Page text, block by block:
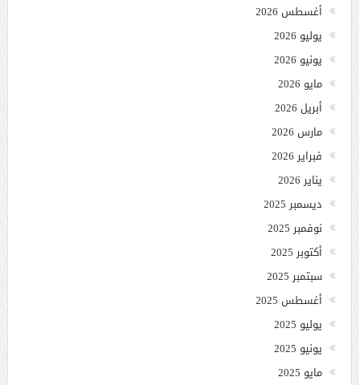
أغسطس 2026
يوليو 2026
يونيو 2026
مايو 2026
أبريل 2026
مارس 2026
فبراير 2026
يناير 2026
ديسمبر 2025
نوفمبر 2025
أكتوبر 2025
سبتمبر 2025
أغسطس 2025
يوليو 2025
يونيو 2025
مايو 2025